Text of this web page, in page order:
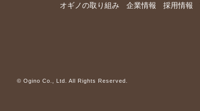
オギノの取り組み 企業情報 採用情報
© Ogino Co., Ltd. All Rights Reserved.